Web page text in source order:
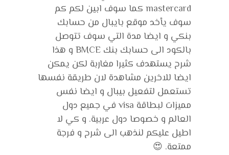
mastercard كما سوف ابين لكم كم
سوف يأخد موقع بايبال من حسابك
بنكي و ايضا مدة التي سوف تتوصل
بالكود الى حسابك بنك BMCE و هذا
شرح يستهدف كثيرا مغاربة لكن يمكن
ايضا للاخرين مشاهدة لان طريقة نفسها
تستعمل لتفعيل بيبال و ايضا نفس
مميزات لبطاقة visa في جميع دول
العالم و خصوصا دول عربية. و كي لا
اطيل عليكم لنذهب الى شرح و فرجة
ممتعة. 😍